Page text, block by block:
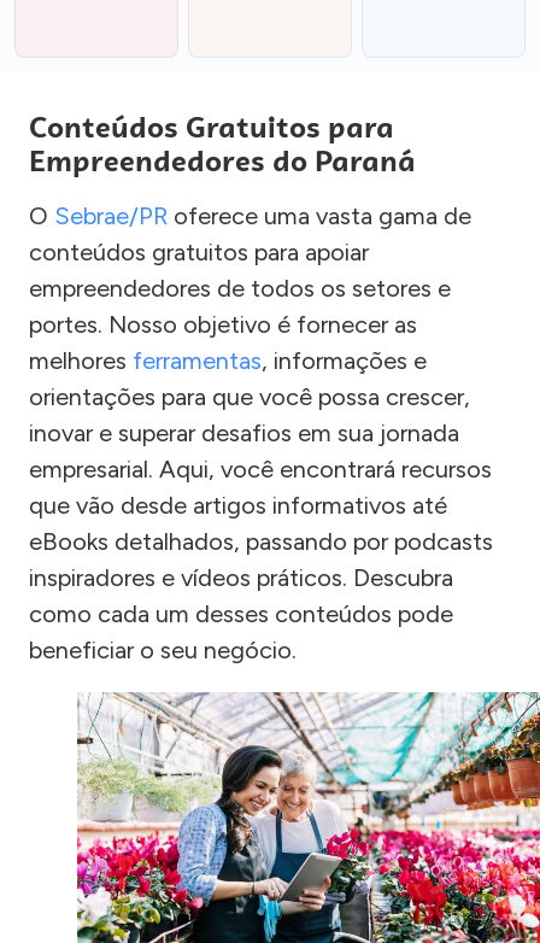
Conteúdos Gratuitos para
Empreendedores do Paraná
O Sebrae/PR oferece uma vasta gama de
conteúdos gratuitos para apoiar
empreendedores de todos os setores e
portes. Nosso objetivo é fornecer as
melhores ferramentas, informações e
orientações para que você possa crescer,
inovar e superar desafios em sua jornada
empresarial. Aqui, você encontrará recursos
que vão desde artigos informativos até
eBooks detalhados, passando por podcasts
inspiradores e vídeos práticos. Descubra
como cada um desses conteúdos pode
beneficiar o seu negócio.